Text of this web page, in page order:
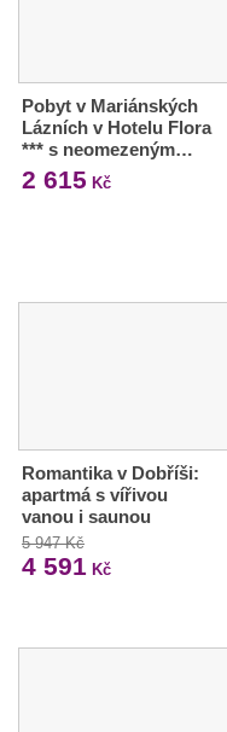
Pobyt v Mariánských
Lázních v Hotelu Flora
*** s neomezeným…
2 615 Kč
Romantika v Dobříši:
apartmá s vířivou
vanou i saunou
5 947 Kč
4 591 Kč